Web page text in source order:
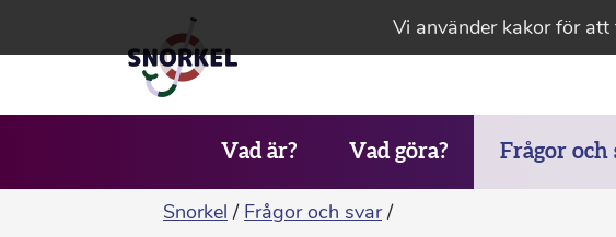
Vi använder kakor för
Vad är? Vad göra? Frågor och
Snorkel / Frågor och svar /